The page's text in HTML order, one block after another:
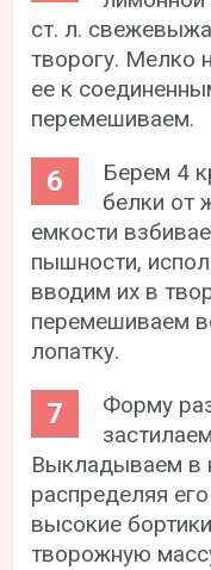
ст. л.
творогу. Мелко
ее к
перемешиваем.
Берем 4
белки от
емкости
пышности,
вводим их в
перемешиваем
лопатку.
Форму
Выкладываем в
распределяя
высокие
творожную